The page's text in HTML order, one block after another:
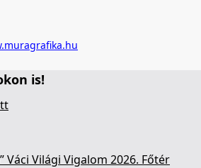
is!
Váci Világi Vigalom 2026. Főtér